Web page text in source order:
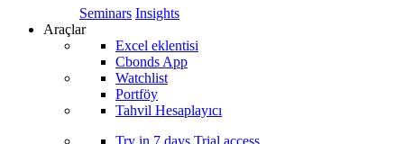
Seminars Insights
Araçlar
Excel eklentisi
Cbonds App
Watchlist
Portföy
Tahvil Hesaplayıcı
Try in 7 days Trial access